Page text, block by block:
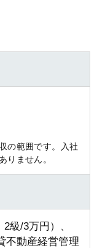
の範囲です。入社
りません。
級/3万円）、
不動産経営管理